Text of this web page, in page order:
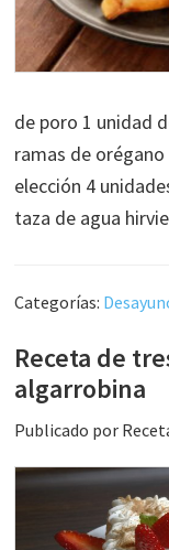
de poro 1 unidad
ramas de
elección 4
taza de agua
Categorías:
Receta de
algarrobina
Publicado por